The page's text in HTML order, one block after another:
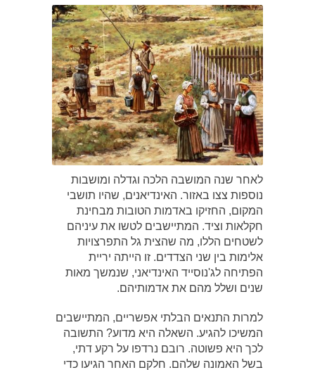
לאחר שנה המושבה הלכה וגדלה ומושבות
נוספות צצו באזור. האינדיאנים, שהיו תושבי
המקום, החזיקו באדמות הטובות מבחינת
חקלאות וציד. המתיישבים לטשו את עיניהם
לשטחים הללו, מה שהצית גל התפרצויות
אלימות בין שני הצדדים. זו הייתה יריית
הפתיחה לג'נוסייד האינדיאני, שנמשך מאות
שנים ושלל מהם את אדמותיהם.
למרות התנאים הבלתי אפשריים, המתיישבים
המשיכו להגיע. השאלה היא מדוע? התשובה
לכך היא פשוטה. רובם נרדפו על רקע דתי,
בשל האמונה שלהם. חלקם האחר הגיעו כדי